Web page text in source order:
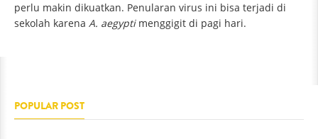
perlu makin dikuatkan. Penularan virus ini bisa terjadi di
sekolah karena A. aegyptimenggigit di pagi hari.
POPULAR POST